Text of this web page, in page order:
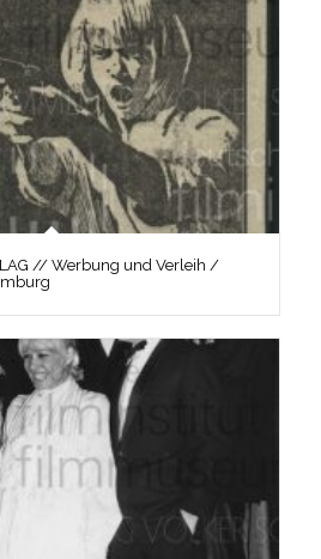
// Werbung und Verleih /